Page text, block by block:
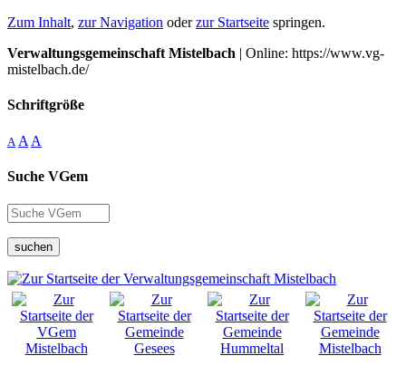
Zum Inhalt, zur Navigation oderzur Startseite springen.
Verwaltungsgemeinschaft Mistelbach | Online: https://www.vg-
mistelbach.de/
Schriftgröße
A A A
Suche VGem
suchen